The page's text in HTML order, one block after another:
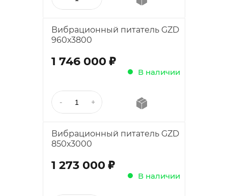
Вибрационный питатель GZD
960х3800
1 746 000 ;
В наличии
Вибрационный питатель GZD
850х3000
1 273 000 ;
В наличии